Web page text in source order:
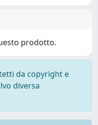
prodotto.
da copyright e
diversa